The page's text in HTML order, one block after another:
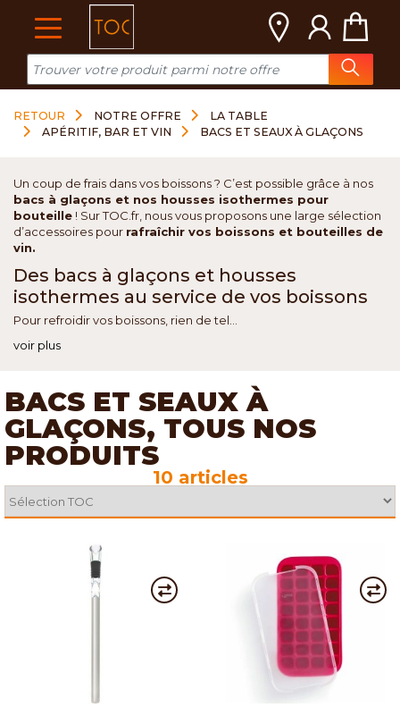
RETOUR NOTRE OFFRE
LA TABLE
APÉRITIF, BAR ET VIN
BACS ET SEAUX À GLAÇONS
Un coup de frais dans vos boissons ? C’est possible grâce à nos
bacs à glaçons et nos housses isothermes pour
bouteille ! Sur TOC.fr, nous vous proposons une large sélection
d’accessoires pour rafraîchir vos boissons et bouteilles de
vin.
Des bacs à glaçons et housses
isothermes au service de vos boissons
Pour refroidir vos boissons, rien de tel...
voir plus
BACS ET SEAUX À
GLAÇONS, TOUS NOS
PRODUITS
10 articles
Cookies management panel